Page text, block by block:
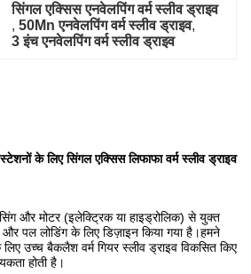
सिंगल एक्सिस एनवेलपिंग वर्म स्लीव ड्राइव
, 50Mn एनवेलपिंग वर्म स्लीव ड्राइव,
3 इंच एनवेलपिंग वर्म स्लीव ड्राइव
के लिए सिंगल एक्सिस लिफाफा वर्म स्लीव ड्राइव
और मोटर (इलेक्ट्रिक या हाइड्रोलिक) से युक्त
पल लोडिंग के लिए डिज़ाइन किया गया है।हमने
उच्च बैकलैश वर्म गियर स्लीव ड्राइव विकसित किए
होती है।